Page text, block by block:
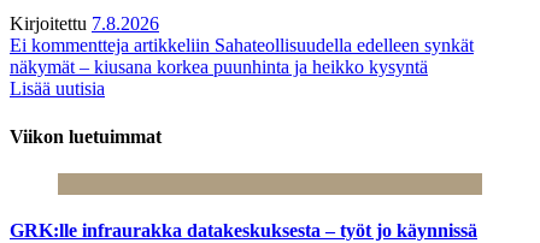
Kirjoitettu 7.8.2026
Ei kommentteja artikkeliin Sahateollisuudella edelleen synkät
näkymät – kiusana korkea puunhinta ja heikko kysyntä
Lisää uutisia
Viikon luetuimmat
GRK:lle infraurakka datakeskuksesta – työt jo käynnissä